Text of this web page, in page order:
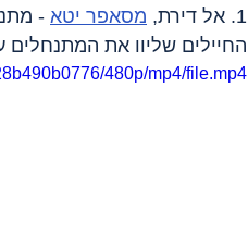
1. אל דירת, מסאפר יטא -
החיילים שליוו את המתנחלים
480p/mp4/file.mp4